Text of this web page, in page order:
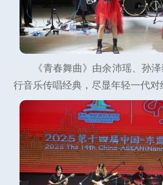
《青春舞曲》由余沛瑶、孙
行音乐传唱经典，尽显年轻一代对